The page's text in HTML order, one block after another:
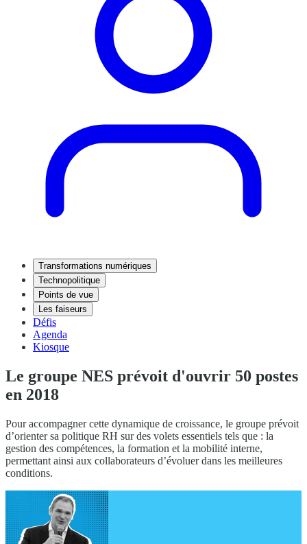
Transformations numériques
Technopolitique
Points de vue
Les faiseurs
Défis
Agenda
Kiosque
Le groupe NES prévoit d'ouvrir 50 postes
en 2018
Pour accompagner cette dynamique de croissance, le groupe prévoit
d’orienter sa politique RH sur des volets essentiels tels que : la
gestion des compétences, la formation et la mobilité interne,
permettant ainsi aux collaborateurs d’évoluer dans les meilleures
conditions.